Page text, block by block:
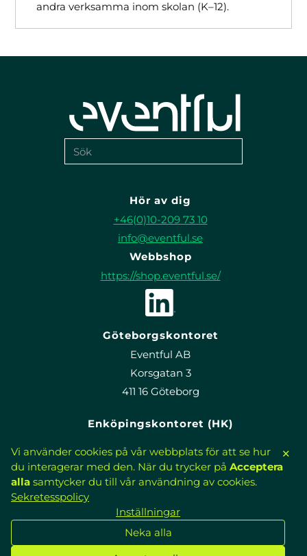
andra verksamma inom skolan (K–12).
Hör av dig
+46(0)10-209 73 10
info@eventful.se
Webbshop
https://shop.eventful.se/
Göteborgskontoret
Eventful AB
Korsgatan 3
411 16 Göteborg
Enköpingskontoret (HK)
Sandgatan 7
749 35 Enköping
Dataskyddsombud
Cookies
Cookie-inställningar
© 2025 Eventful AB
Vi använder cookies på vår webbplats för att se hur
du interagerar med den. När du trycker på Acceptera
alla samtycker du till vår användning av cookies.
Sekretesspolicy
Välj Inställningar för att välja vilka cookies som används,
Inställningar
Neka alla
✕